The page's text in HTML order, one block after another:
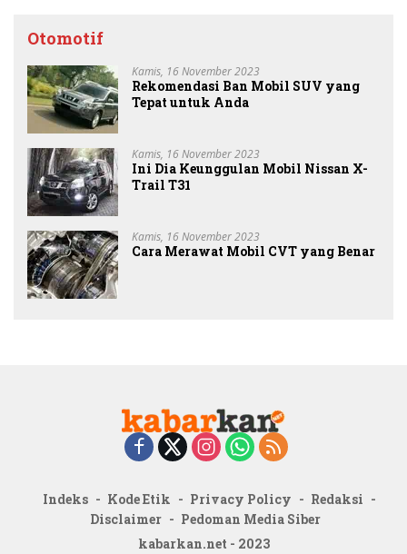
Otomotif
Kamis, 16 November 2023
Rekomendasi Ban Mobil SUV yang
Tepat untuk Anda
Kamis, 16 November 2023
Ini Dia Keunggulan Mobil Nissan X-
Trail T31
Kamis, 16 November 2023
Cara Merawat Mobil CVT yang Benar
Indeks Kode Etik Privacy Policy
Redaksi
Disclaimer
Pedoman Media Siber
kabarkan.net - 2023